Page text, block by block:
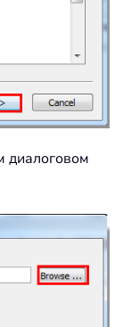
диалоговом